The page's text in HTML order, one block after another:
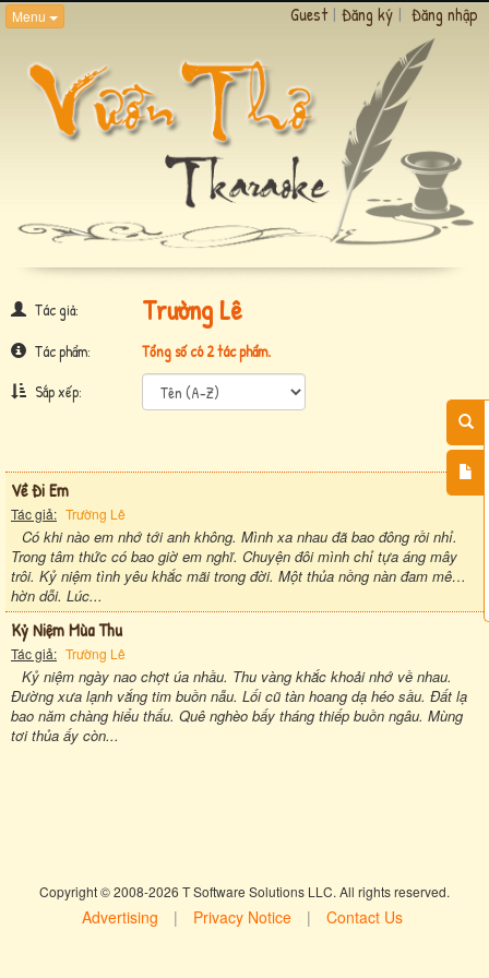
Menu Guest | Đăng ký | Đăng nhập
Tác giả: Trường Lê
Tác phẩm:
Tổng số có 2 tác phẩm.
Sắp xếp:
Về Đi Em
Tác giả: Trường Lê
Có khi nào em nhớ tới anh không. Mình xa nhau đã bao đông rồi nhỉ.
Trong tâm thức có bao giờ em nghĩ. Chuyện đôi mình chỉ tựa áng mây
trôi. Kỷ niệm tình yêu khắc mãi trong đời. Một thủa nồng nàn đam mê…
hờn dỗi. Lúc...
Kỷ Niệm Mùa Thu
Tác giả: Trường Lê
Kỷ niệm ngày nao chợt úa nhầu. Thu vàng khắc khoải nhớ về nhau.
Đường xưa lạnh vắng tim buồn nẫu. Lối cũ tàn hoang dạ héo sầu. Đất lạ
bao năm chàng hiểu thấu. Quê nghèo bấy tháng thiếp buồn ngâu. Mùng
tơi thủa ấy còn...
Copyright © 2008-2026 T Software Solutions LLC. All rights reserved.
Advertising | Privacy Notice | Contact Us